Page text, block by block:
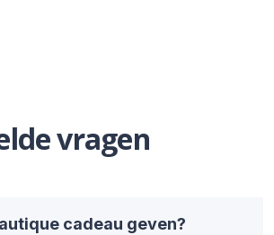
vragen
cadeau geven?